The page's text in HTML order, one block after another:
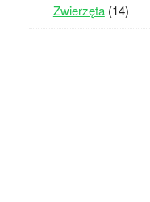
Zwierzęta(14)